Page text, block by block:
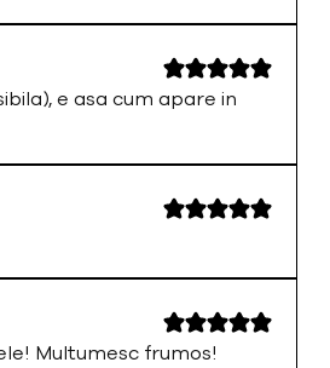
e asa cum apare in
Multumesc frumos!